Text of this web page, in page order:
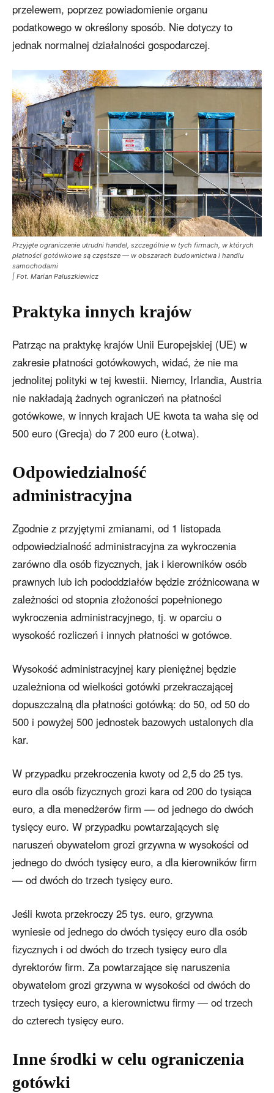
przelewem, poprzez powiadomienie organu
podatkowego w określony sposób. Nie dotyczy to
jednak normalnej działalności gospodarczej.
Przyjęte ograniczenie utrudni handel, szczególnie w tych firmach, w których
płatności gotówkowe są częstsze — w obszarach budownictwa i handlu
samochodami
| Fot. Marian Paluszkiewicz
Praktyka innych krajów
Patrząc na praktykę krajów Unii Europejskiej (UE) w
zakresie płatności gotówkowych, widać, że nie ma
jednolitej polityki w tej kwestii. Niemcy, Irlandia, Austria
nie nakładają żadnych ograniczeń na płatności
gotówkowe, w innych krajach UE kwota ta waha się od
500 euro (Grecja) do 7 200 euro (Łotwa).
Odpowiedzialność
administracyjna
Zgodnie z przyjętymi zmianami, od 1 listopada
odpowiedzialność administracyjna za wykroczenia
zarówno dla osób fizycznych, jak i kierowników osób
prawnych lub ich pododdziałów będzie zróżnicowana w
zależności od stopnia złożoności popełnionego
wykroczenia administracyjnego, tj. w oparciu o
wysokość rozliczeń i innych płatności w gotówce.
Wysokość administracyjnej kary pieniężnej będzie
uzależniona od wielkości gotówki przekraczającej
dopuszczalną dla płatności gotówką: do 50, od 50 do
500 i powyżej 500 jednostek bazowych ustalonych dla
kar.
W przypadku przekroczenia kwoty od 2,5 do 25 tys.
euro dla osób fizycznych grozi kara od 200 do tysiąca
euro, a dla menedżerów firm — od jednego do dwóch
tysięcy euro. W przypadku powtarzających się
naruszeń obywatelom grozi grzywna w wysokości od
jednego do dwóch tysięcy euro, a dla kierowników firm
— od dwóch do trzech tysięcy euro.
Jeśli kwota przekroczy 25 tys. euro, grzywna
wyniesie od jednego do dwóch tysięcy euro dla osób
fizycznych i od dwóch do trzech tysięcy euro dla
dyrektorów firm. Za powtarzające się naruszenia
obywatelom grozi grzywna w wysokości od dwóch do
trzech tysięcy euro, a kierownictwu firmy — od trzech
do czterech tysięcy euro.
Inne środki w celu ograniczenia
gotówki